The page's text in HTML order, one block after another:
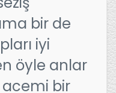
bir de
iyi
öyle anlar
acemi bir